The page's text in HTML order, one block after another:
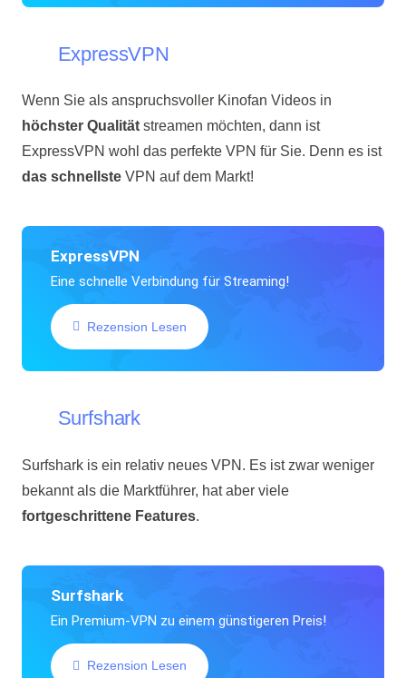
ExpressVPN
Wenn Sie als anspruchsvoller Kinofan Videos in
höchster Qualitätstreamen möchten, dann ist
ExpressVPN wohl das perfekte VPN für Sie. Denn es ist
das schnellsteVPN auf dem Markt!
ExpressVPN
Eine schnelle Verbindung für Streaming!
Rezension Lesen
Surfshark
Surfshark is ein relativ neues VPN. Es ist zwar weniger
bekannt als die Marktführer, hat aber viele
fortgeschrittene Features.
Surfshark
Ein Premium-VPN zu einem günstigeren Preis!
Rezension Lesen